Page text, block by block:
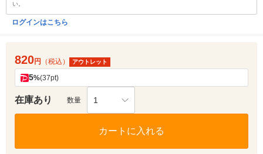
い。
ログインはこちら
820円 （税込） アウトレット
5%(37pt)
在庫あり 数量 1
カートに入れる